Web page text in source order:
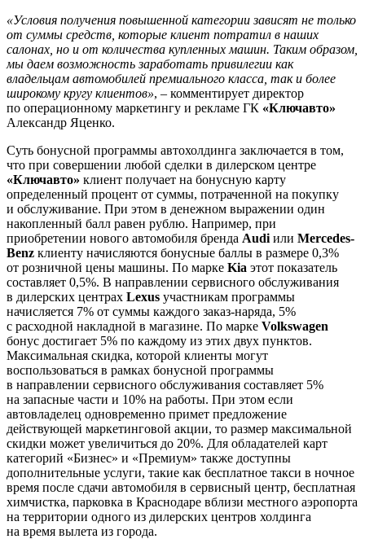
«Условия получения повышенной категории зависят не только
от суммы средств, которые клиент потратил в наших
салонах, но и от количества купленных машин. Таким образом,
мы даем возможность заработать привилегии как
владельцам автомобилей премиального класса, так и более
широкому кругу клиентов», – комментирует директор
по операционному маркетингу и рекламе ГК «Ключавто»
Александр Яценко.
Суть бонусной программы автохолдинга заключается в том,
что при совершении любой сделки в дилерском центре
«Ключавто» клиент получает на бонусную карту
определенный процент от суммы, потраченной на покупку
и обслуживание. При этом в денежном выражении один
накопленный балл равен рублю. Например, при
приобретении нового автомобиля бренда Audi или Mercedes-
Benz клиенту начисляются бонусные баллы в размере 0,3%
от розничной цены машины. По марке Kia этот показатель
составляет 0,5%. В направлении сервисного обслуживания
в дилерских центрах Lexus участникам программы
начисляется 7% от суммы каждого заказ-наряда, 5%
с расходной накладной в магазине. По марке Volkswagen
бонус достигает 5% по каждому из этих двух пунктов.
Максимальная скидка, которой клиенты могут
воспользоваться в рамках бонусной программы
в направлении сервисного обслуживания составляет 5%
на запасные части и 10% на работы. При этом если
автовладелец одновременно примет предложение
действующей маркетинговой акции, то размер максимальной
скидки может увеличиться до 20%. Для обладателей карт
категорий «Бизнес» и «Премиум» также доступны
дополнительные услуги, такие как бесплатное такси в ночное
время после сдачи автомобиля в сервисный центр, бесплатная
химчистка, парковка в Краснодаре вблизи местного аэропорта
на территории одного из дилерских центров холдинга
на время вылета из города.